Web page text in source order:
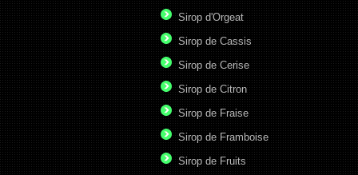
Sirop d'Orgeat
Sirop de Cassis
Sirop de Cerise
Sirop de Citron
Sirop de Fraise
Sirop de Framboise
Sirop de Fruits